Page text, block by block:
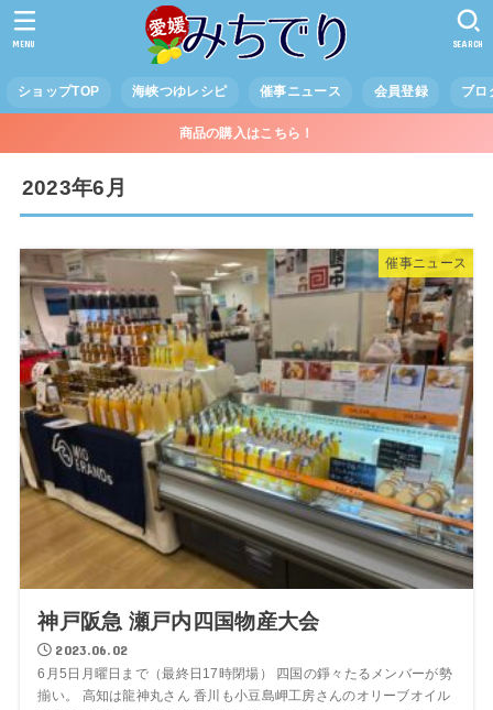
ショップTOP 海峡つゆレシピ 催事ニュース 会員登録 ブロ
SEARCH
MENU
商品の購入はこちら！
2023年6月
催事ニュース
神戸阪急 瀬戸内四国物産大会
2023.06.02
6月5日月曜日まで（最終日17時閉場） 四国の錚々たるメンバーが勢
揃い。 高知は龍神丸さん 香川も小豆島岬工房さんのオリーブオイル